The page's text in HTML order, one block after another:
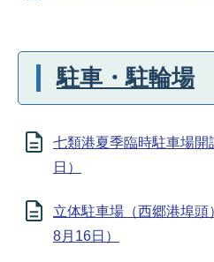
駐車・駐輪場
七類港夏季臨時駐車場
日）
立体駐車場（西郷港埠
8月16日）